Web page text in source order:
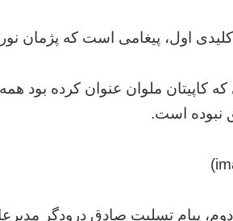
کلیدی اول، پیغامی است که پژمان
که کاپیتان ملوان عنوان کرده بود
نبوده است.
دوم، پیام تسلیت صادق درودگر